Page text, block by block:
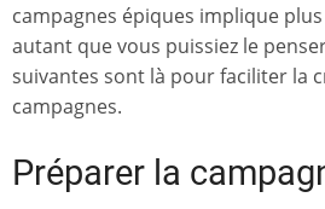
campagnes épiques implique
autant que vous puissiez le
suivantes sont là pour faciliter la
campagnes.
Préparer la